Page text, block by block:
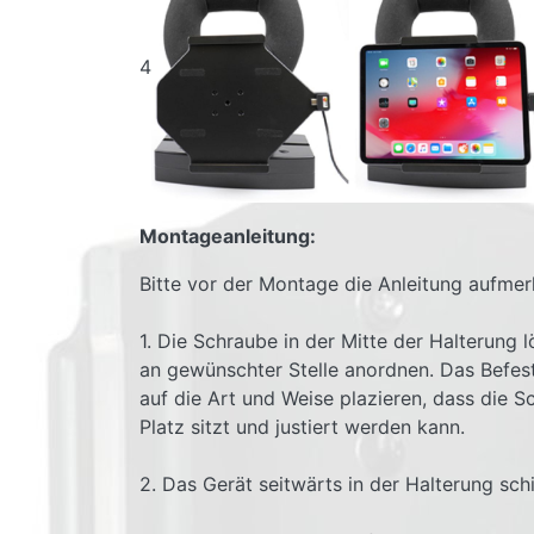
4
Montageanleitung:
Bitte vor der Montage die Anleitung
1. Die Schraube in der Mitte der Halterung
an gewünschter Stelle anordnen. Das
auf die Art und Weise plazieren, dass die
Platz sitzt und justiert werden kann.
2. Das Gerät seitwärts in der Halterung